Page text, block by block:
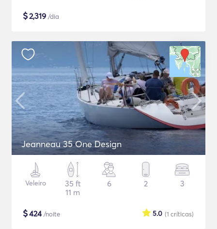
$2,319 /dia
Jeanneau 35 One Design
Veleiro
35 ft
11 m
6 2 3
$424/noite (1 críticas)
5.0